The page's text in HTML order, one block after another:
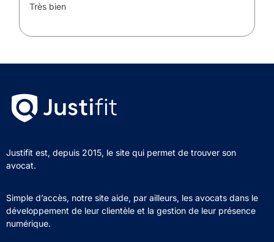
Très bien
Justifit est, depuis 2015, le site qui permet de trouver son
avocat.
Simple d’accès, notre site aide, par ailleurs, les avocats dans le
développement de leur clientèle et la gestion de leur présence
numérique.